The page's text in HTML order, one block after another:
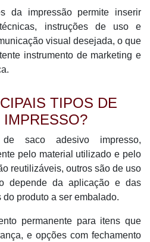
da impressão permite inserir
instruções de uso e
visual desejada, o que
instrumento de marketing e
TIPOS DE
saco adesivo impresso,
pelo material utilizado e pelo
reutilizáveis, outros são de uso
depende da aplicação e das
produto a ser embalado.
permanente para itens que
e opções com fechamento